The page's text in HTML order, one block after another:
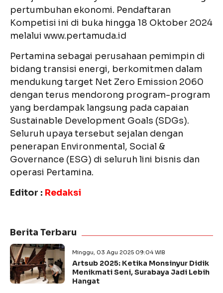
pertumbuhan ekonomi. Pendaftaran
Kompetisi ini di buka hingga 18 Oktober 2024
melalui www.pertamuda.id
Pertamina sebagai perusahaan pemimpin di
bidang transisi energi, berkomitmen dalam
mendukung target Net Zero Emission 2060
dengan terus mendorong program-program
yang berdampak langsung pada capaian
Sustainable Development Goals (SDGs).
Seluruh upaya tersebut sejalan dengan
penerapan Environmental, Social &
Governance (ESG) di seluruh lini bisnis dan
operasi Pertamina.
Editor : Redaksi
Berita Terbaru
Minggu, 03 Agu 2025 09:04 WIB
Artsub 2025: Ketika Monsinyur Didik
Menikmati Seni, Surabaya Jadi Lebih
Hangat